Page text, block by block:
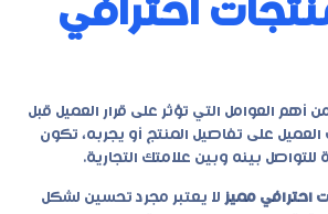
احترافي
العوامل التي تؤثر على قرار العميل قبل
العميل على تفاصيل المنتج أو يجربه، تكون
بينه وبين علامتك التجارية.
احترافي مميز لا يعتبر مجرد تحسين لشكل